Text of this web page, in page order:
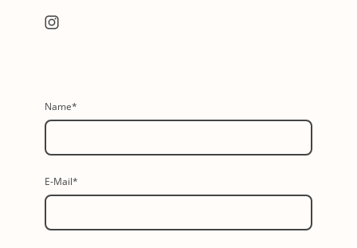
Name*
E-Mail*